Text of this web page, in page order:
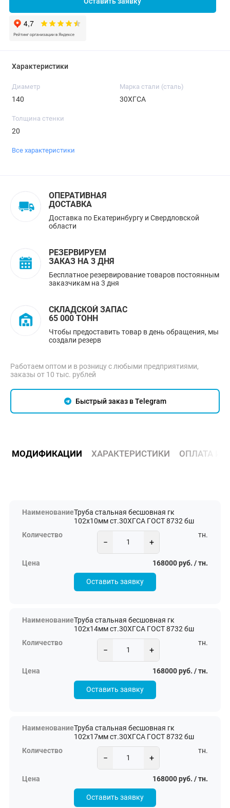
Характеристики
Диаметр
140
Марка стали (сталь)
30ХГСА
Толщина стенки
20
Все характеристики
ОПЕРАТИВНАЯ
ДОСТАВКА
Доставка по Екатеринбургу и Свердловской
области
РЕЗЕРВИРУЕМ
ЗАКАЗ НА 3 ДНЯ
Бесплатное резервирование товаров постоянным
заказчикам на 3 дня
СКЛАДСКОЙ ЗАПАС
65 000 ТОНН
Чтобы предоставить товар в день обращения, мы
создали резерв
Работаем оптом и в розницу с любыми предприятиями,
заказы от 10 тыс. рублей
Быстрый заказ в Telegram
МОДИФИКАЦИИ ХАРАКТЕРИСТИКИ ОПЛАТА И
Труба стальная бесшовная гк
102х10мм ст.30ХГСА ГОСТ 8732 бш
− +
тн.
168000 руб. / тн.
Оставить заявку
Труба стальная бесшовная гк
102х14мм ст.30ХГСА ГОСТ 8732 бш
− +
тн.
168000 руб. / тн.
Оставить заявку
Труба стальная бесшовная гк
102х17мм ст.30ХГСА ГОСТ 8732 бш
− +
тн.
168000 руб. / тн.
Оставить заявку